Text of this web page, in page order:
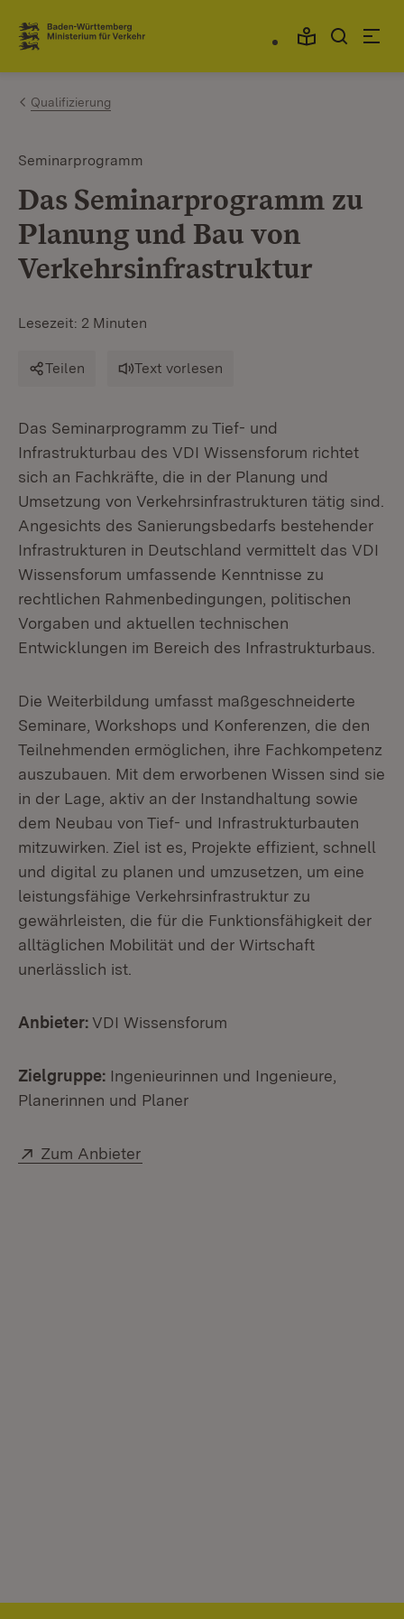
Zum Inhalt springen
Link zur Startseite
Qualifizierung
Seminarprogramm
Das Seminarprogramm zu
Planung und Bau von
Verkehrsinfrastruktur
Lesezeit: 2 Minuten
Teilen Text vorlesen
Das Seminarprogramm zu Tief- und
Infrastrukturbau des VDI Wissensforum richtet
sich an Fachkräfte, die in der Planung und
Umsetzung von Verkehrsinfrastrukturen tätig sind.
Angesichts des Sanierungsbedarfs bestehender
Infrastrukturen in Deutschland vermittelt das VDI
Wissensforum umfassende Kenntnisse zu
rechtlichen Rahmenbedingungen, politischen
Vorgaben und aktuellen technischen
Entwicklungen im Bereich des Infrastrukturbaus.
Die Weiterbildung umfasst maßgeschneiderte
Seminare, Workshops und Konferenzen, die den
Teilnehmenden ermöglichen, ihre Fachkompetenz
auszubauen. Mit dem erworbenen Wissen sind sie
in der Lage, aktiv an der Instandhaltung sowie
dem Neubau von Tief- und Infrastrukturbauten
mitzuwirken. Ziel ist es, Projekte effizient, schnell
und digital zu planen und umzusetzen, um eine
leistungsfähige Verkehrsinfrastruktur zu
gewährleisten, die für die Funktionsfähigkeit der
alltäglichen Mobilität und der Wirtschaft
unerlässlich ist.
Anbieter: VDI Wissensforum
Zielgruppe: Ingenieurinnen und Ingenieure,
Planerinnen und Planer
Extern:
Zum Anbieter